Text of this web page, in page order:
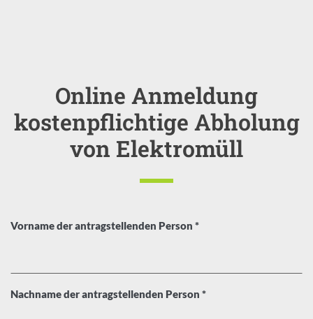
Einleitung
Online Anmeldung
kostenpflichtige Abholung
von Elektromüll
Elektromüll
Vorname der antragstellenden Person *, erforderlich
Nachname der antragstellenden Person *, erforderlich